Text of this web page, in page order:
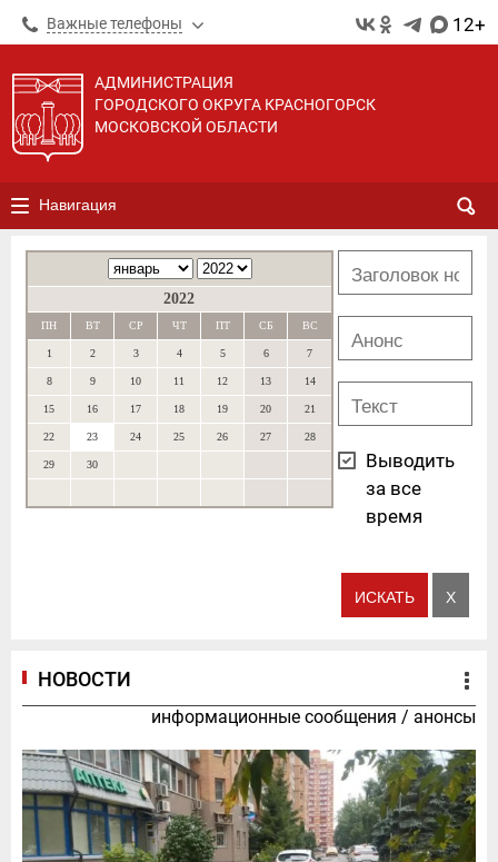
Важные телефоны 12+
АДМИНИСТРАЦИЯ
ГОРОДСКОГО ОКРУГА КРАСНОГОРСК
МОСКОВСКОЙ ОБЛАСТИ
Навигация
2022
ПН ВТ СР ЧТ ПТ СБ ВС
1 2 3 4 5 6 7
8 9 10 11 12 13 14
15 16 17 18 19 20 21
22 23 24 25 26 27 28
29 30
Выводить
за все
время
НОВОСТИ
информационные сообщения / анонсы